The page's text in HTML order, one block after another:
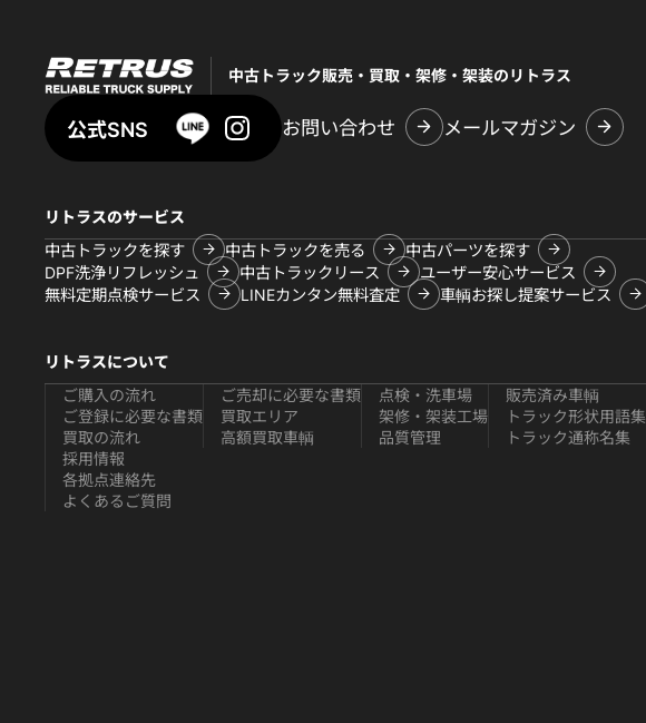
中古トラック販売・買取・架修・架装のリトラス
公式SNS お問い合わせ メールマガジン
リトラスのサービス
中古トラックを探す
中古トラックを売る
中古パーツを探す
DPF洗浄リフレッシュ
中古トラックリース
ユーザー安心サービス
無料定期点検サービス
LINEカンタン無料査定 車輌お探し提案サービス
リトラスについて
ご購入の流れ
ご登録に必要な書類
買取の流れ
ご売却に必要な書類
買取エリア
高額買取車輌
点検・洗車場
架修・架装工場
品質管理
販売済み車輌
トラック形状用語集
トラック通称名集
採用情報
各拠点連絡先
よくあるご質問